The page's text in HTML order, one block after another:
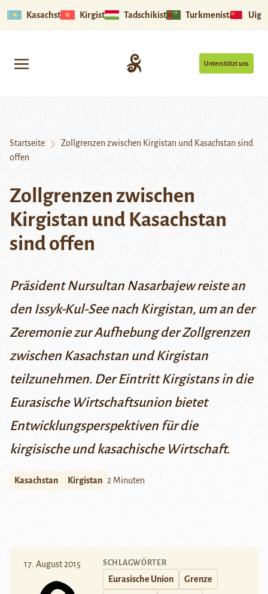
Kasachstan Kirgistan Tadschikistan Turkmenistan
Unterstützt uns
Startseite
Zollgrenzen zwischen Kirgistan und Kasachstan sind
offen
Zollgrenzen zwischen
Kirgistan und Kasachstan
sind offen
Präsident Nursultan Nasarbajew reiste an
den Issyk-Kul-See nach Kirgistan, um an der
Zeremonie zur Aufhebung der Zollgrenzen
zwischen Kasachstan und Kirgistan
teilzunehmen. Der Eintritt Kirgistans in die
Eurasische Wirtschaftsunion bietet
Entwicklungsperspektiven für die
kirgisische und kasachische Wirtschaft.
Kasachstan Kirgistan 2 Minuten
17. August 2015 SCHLAGWÖRTER
Eurasische Union Grenze